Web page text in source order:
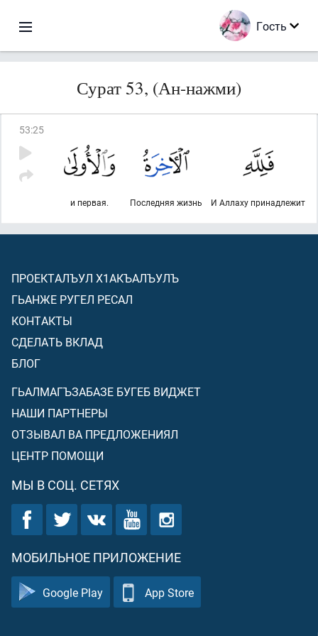
Гость
Сурат 53, (Ан-нажми)
53:25
И Аллаху принадлежит
Последняя жизнь
и первая.
ПРОЕКТАЛЪУЛ Х1АКЪАЛЪУЛЪ
ГЬАНЖЕ РУГЕЛ РЕСАЛ
КОНТАКТЫ
СДЕЛАТЬ ВКЛАД
БЛОГ
ГЬАЛМАГЪЗАБАЗЕ БУГЕБ ВИДЖЕТ
НАШИ ПАРТНЕРЫ
ОТЗЫВАЛ ВА ПРЕДЛОЖЕНИЯЛ
ЦЕНТР ПОМОЩИ
МЫ В СОЦ. СЕТЯХ
МОБИЛЬНОЕ ПРИЛОЖЕНИЕ
Google Play App Store